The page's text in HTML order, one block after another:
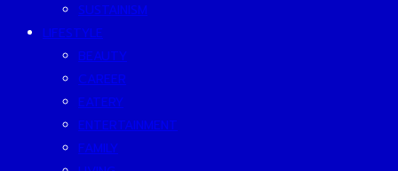
SUSTAINISM
LIFESTYLE
BEAUTY
CAREER
EATERY
ENTERTAINMENT
FAMILY